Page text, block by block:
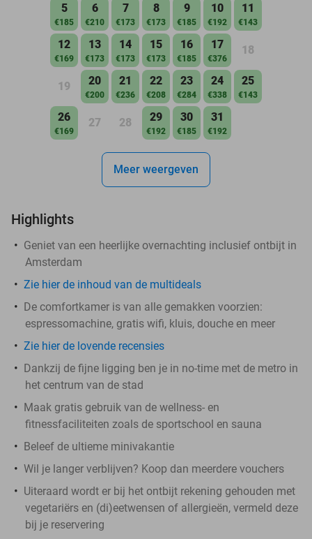
5
€185
6
€210
7
€173
8
€173
9
€185
10
€192
11
€143
12
€169
13
€173
14
€173
15
€173
16
€185
17
€376
18
19 20
€200
21
€236
22
€208
23
€284
24
€338
25
€143
26
€169
27 28 29
€192
30
€185
31
€192
Meer weergeven
Highlights
Geniet van een heerlijke overnachting inclusief ontbijt in
Amsterdam
Zie hier de inhoud van de multideals
De comfortkamer is van alle gemakken voorzien:
espressomachine, gratis wifi, kluis, douche en meer
Zie hier de lovende recensies
Dankzij de fijne ligging ben je in no-time met de metro in
het centrum van de stad
Maak gratis gebruik van de wellness- en
fitnessfaciliteiten zoals de sportschool en sauna
Beleef de ultieme minivakantie
Wil je langer verblijven? Koop dan meerdere vouchers
Uiteraard wordt er bij het ontbijt rekening gehouden met
vegetariërs en (di)eetwensen of allergieën, vermeld deze
bij je reservering